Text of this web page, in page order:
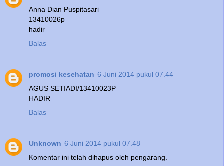
Anna Dian Puspitasari
13410026p
hadir
Balas
promosi kesehatan 6 Juni 2014 pukul 07.44
AGUS SETIADI/13410023P
HADIR
Balas
Unknown 6 Juni 2014 pukul 07.48
Komentar ini telah dihapus oleh pengarang.